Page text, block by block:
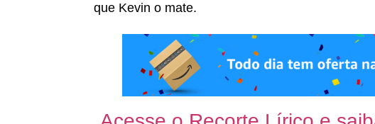
que Kevin o mate.